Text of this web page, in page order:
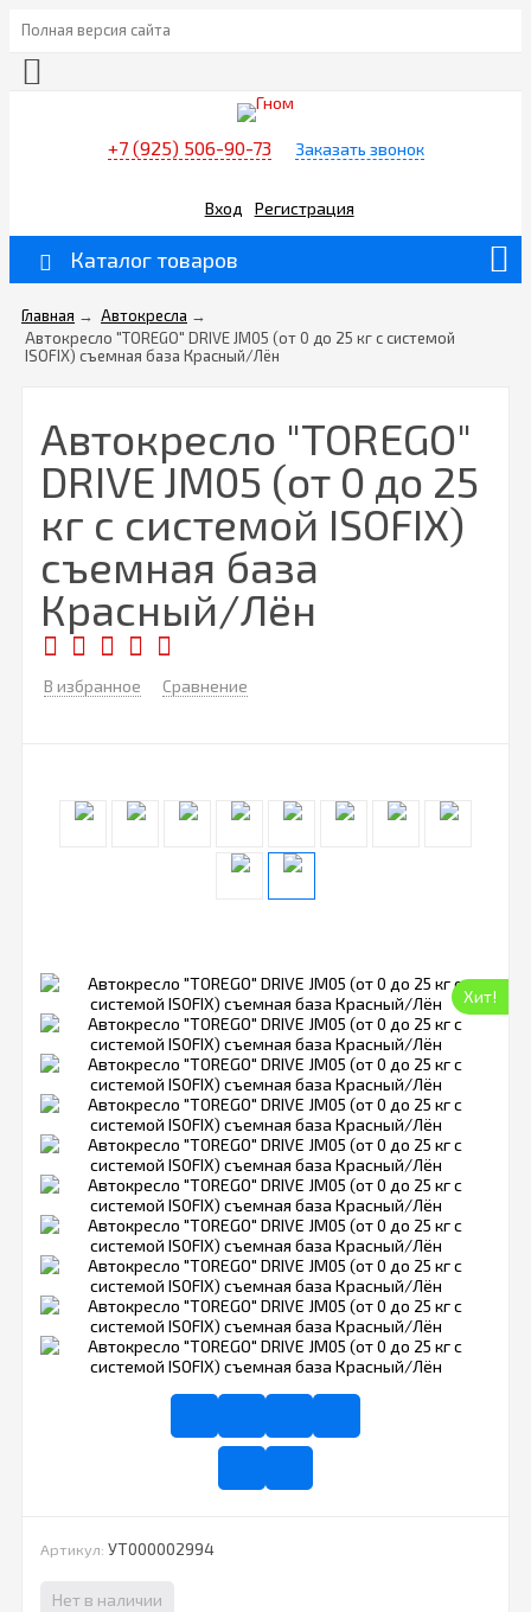
Полная версия сайта
+7 (925) 506-90-73 Заказать звонок
Вход Регистрация
Каталог товаров
Главная → Автокресла →
Автокресло "TOREGO" DRIVE JM05 (от 0 до 25 кг с системой
ISOFIX) съемная база Красный/Лён
Автокресло "TOREGO"
DRIVE JM05 (от 0 до 25
кг с системой ISOFIX)
съемная база
Красный/Лён
В избранное Сравнение
Хит!
Артикул: УТ000002994
Нет в наличии